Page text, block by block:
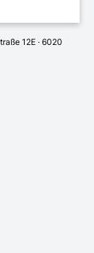
12E · 6020